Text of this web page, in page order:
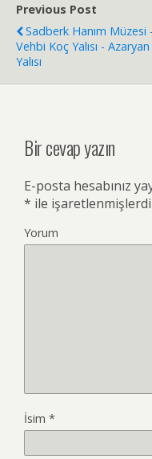
Previous Post
Sadberk Hanım Müzesi -
Vehbi Koç Yalısı - Azaryan
Yalısı
Bir cevap yazın
E-posta hesabınız
* ile
Yorum
İsim *